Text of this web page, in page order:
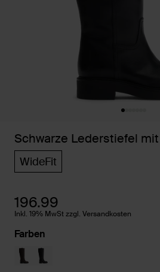
Schwarze Lederstiefel
WideFit
196.99
Inkl. 19% MwSt zzgl. Versandkosten
Farben